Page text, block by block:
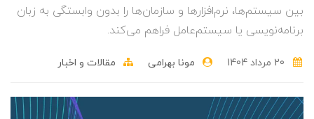
بین سیستم‌ها، نرم‌افزارها و سازمان‌ها را بدون وابستگی به زبان
برنامه‌نویسی یا سیستم‌عامل فراهم می‌کند.
مونا بهرامی مقالات و اخبار